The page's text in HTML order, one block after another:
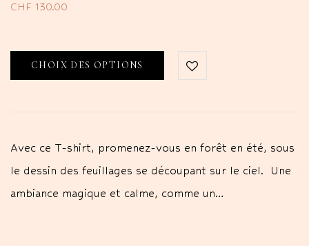
CHF 130.00
CHOIX DES OPTIONS
Avec ce T-shirt, promenez-vous en forêt en été, sous
le dessin des feuillages se découpant sur le ciel. Une
ambiance magique et calme, comme un…